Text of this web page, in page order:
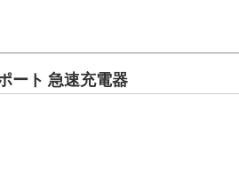
ート 急速充電器